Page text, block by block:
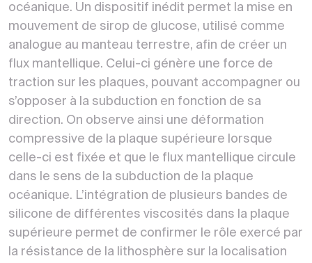
océanique. Un dispositif inédit permet la mise en
mouvement de sirop de glucose, utilisé comme
analogue au manteau terrestre, afin de créer un
flux mantellique. Celui-ci génère une force de
traction sur les plaques, pouvant accompagner ou
s’opposer à la subduction en fonction de sa
direction. On observe ainsi une déformation
compressive de la plaque supérieure lorsque
celle-ci est fixée et que le flux mantellique circule
dans le sens de la subduction de la plaque
océanique. L’intégration de plusieurs bandes de
silicone de différentes viscosités dans la plaque
supérieure permet de confirmer le rôle exercé par
la résistance de la lithosphère sur la localisation